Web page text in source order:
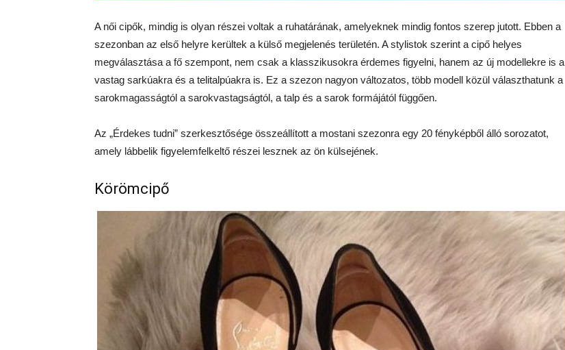
A női cipők, mindig is olyan részei voltak a ruhatárának, amelyeknek mindig fontos szerep jutott. Ebben a
szezonban az első helyre kerültek a külső megjelenés területén. A stylistok szerint a cipő helyes
megválasztása a fő szempont, nem csak a klasszikusokra érdemes figyelni, hanem az új modellekre is a
vastag sarkúakra és a telitalpúakra is. Ez a szezon nagyon változatos, több modell közül választhatunk a
sarokmagasságtól a sarokvastagságtól, a talp és a sarok formájától függően.
Az „Érdekes tudni” szerkesztősége összeállított a mostani szezonra egy 20 fényképből álló sorozatot,
amely lábbelik figyelemfelkeltő részei lesznek az ön külsejének.
Körömcipő